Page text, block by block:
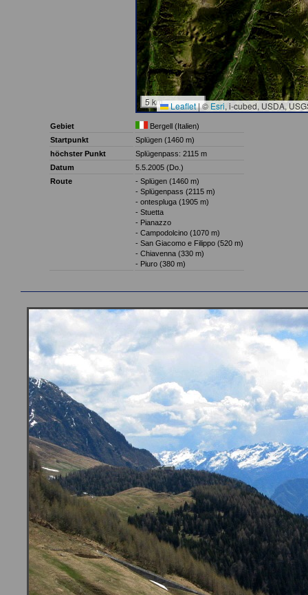
5 km Leaflet|© Esri, i-cubed, USDA,
Gebiet
Bergell (Italien)
Startpunkt
Splügen (1460 m)
höchster Punkt
Splügenpass: 2115 m
Datum
5.5.2005 (Do.)
Route
- Splügen (1460 m)
- Splügenpass (2115 m)
- ontespluga (1905 m)
- Stuetta
- Pianazzo
- Campodolcino (1070 m)
- San Giacomo e Filippo (520 m)
- Chiavenna (330 m)
- Piuro (380 m)